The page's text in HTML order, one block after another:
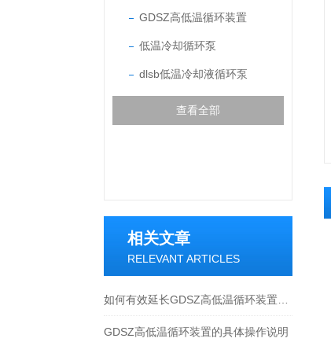
GDSZ高低温循环装置
低温冷却循环泵
dlsb低温冷却液循环泵
查看全部
相关文章
RELEVANT ARTICLES
GDSZ高低温循环装置的具体操作说明